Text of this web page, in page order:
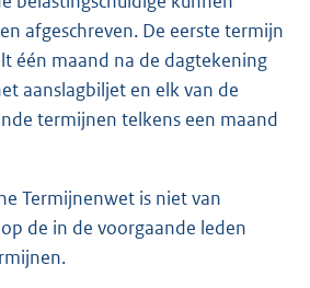
afgeschreven. De eerste termijn
één maand na de dagtekening
aanslagbiljet en elk van de
termijnen telkens een maand
Termijnenwet is niet van
de in de voorgaande leden